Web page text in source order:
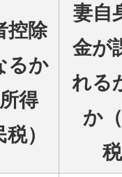
控除
るか
得
）
妻自
金が
れる
か